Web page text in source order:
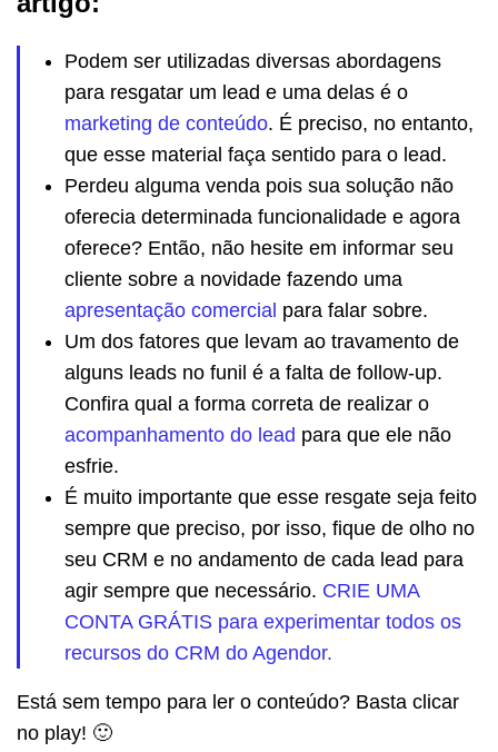
Podem ser utilizadas diversas abordagens
para resgatar um lead e uma delas é o
marketing de conteúdo. É preciso, no entanto,
que esse material faça sentido para o lead.
Perdeu alguma venda pois sua solução não
oferecia determinada funcionalidade e agora
oferece? Então, não hesite em informar seu
cliente sobre a novidade fazendo uma
apresentação comercial para falar sobre.
Um dos fatores que levam ao travamento de
alguns leads no funil é a falta de follow-up.
Confira qual a forma correta de realizar o
acompanhamento do lead para que ele não
esfrie.
É muito importante que esse resgate seja feito
sempre que preciso, por isso, fique de olho no
seu CRM e no andamento de cada lead para
agir sempre que necessário. CRIE UMA
CONTA GRÁTIS para experimentar todos os
recursos do CRM do Agendor.
Está sem tempo para ler o conteúdo? Basta clicar
no play! 🙂